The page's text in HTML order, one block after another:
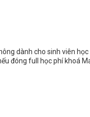
dành cho sinh viên
đóng full học phí khoá